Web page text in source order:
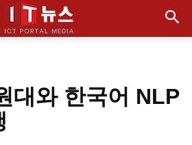
대와 한국어 NLP